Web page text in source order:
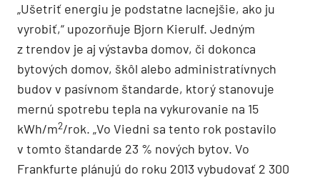
„Ušetriť energiu je podstatne lacnejšie, ako ju
vyrobiť,“ upozorňuje Bjorn Kierulf. Jedným
z trendov je aj výstavba domov, či dokonca
bytových domov, škôl alebo administratívnych
budov v pasívnom štandarde, ktorý stanovuje
mernú spotrebu tepla na vykurovanie na 15
kWh/m2/rok. „Vo Viedni sa tento rok postavilo
v tomto štandarde 23 % nových bytov. Vo
Frankfurte plánujú do roku 2013 vybudovať 2 300